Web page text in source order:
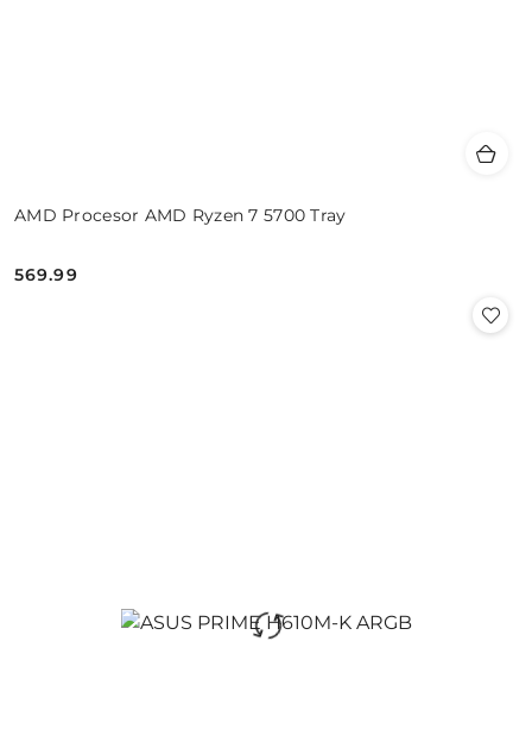
AMD Procesor AMD Ryzen 7 5700 Tray
Cena:
569.99